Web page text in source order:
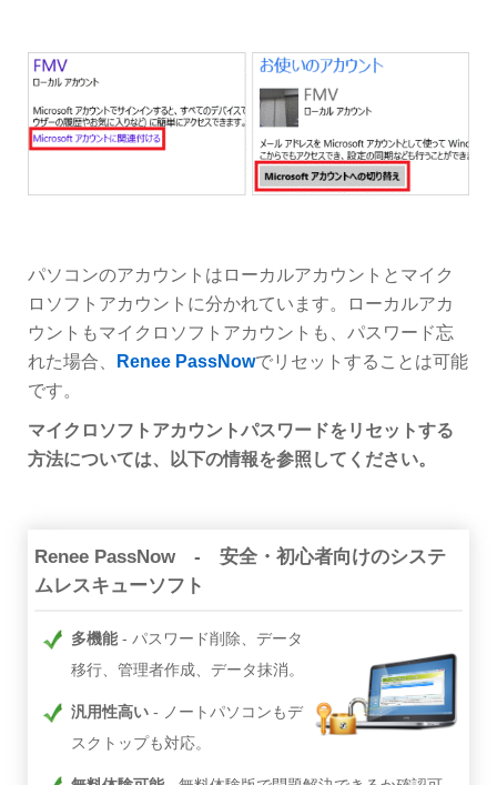
パソコンのアカウントはローカルアカウントとマイク
ロソフトアカウントに分かれています。ローカルアカ
ウントもマイクロソフトアカウントも、パスワード忘
れた場合、
Renee PassNowでリセットすることは可能
です。
マイクロソフトアカウントパスワードをリセットする
方法については、以下の情報を参照してください。
Renee PassNow - 安全・初心者向けのシステ
ムレスキューソフト
多機能
パスワード削除、データ
移行、管理者作成、データ抹消。
汎用性高い
ノートパソコンもデ
スクトップも対応。